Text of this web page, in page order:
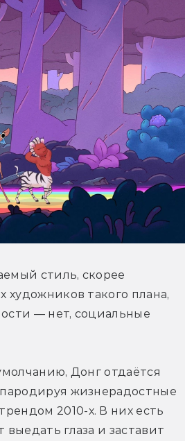
стиль, скорее
такого плана,
— нет, социальные
Донг отдаётся
жизнерадостные
2010-х. В них есть
глаза и заставит